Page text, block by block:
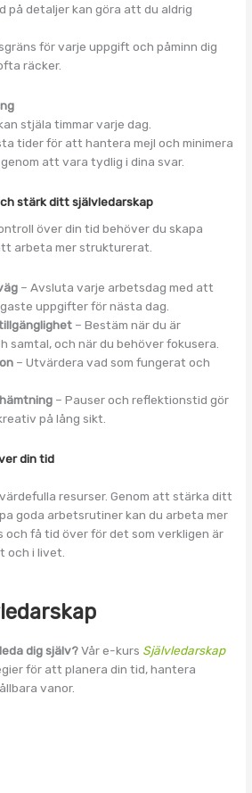
på detaljer kan göra att du aldrig
för varje uppgift och påminn dig
räcker.
stjäla timmar varje dag.
tider för att hantera mejl och minimera
att vara tydlig i dina svar.
stärk ditt självledarskap
över din tid behöver du skapa
arbeta mer strukturerat.
– Avsluta varje arbetsdag med att
uppgifter för nästa dag.
– Bestäm när du är
samtal, och när du behöver fokusera.
– Utvärdera vad som fungerat och
– Pauser och reflektionstid gör
på lång sikt.
din tid
resurser. Genom att stärka ditt
goda arbetsrutiner kan du arbeta mer
få tid över för det som verkligen är
och i livet.
dig själv?Vår e-kurs Självledarskap
för att planera din tid, hantera
vanor.